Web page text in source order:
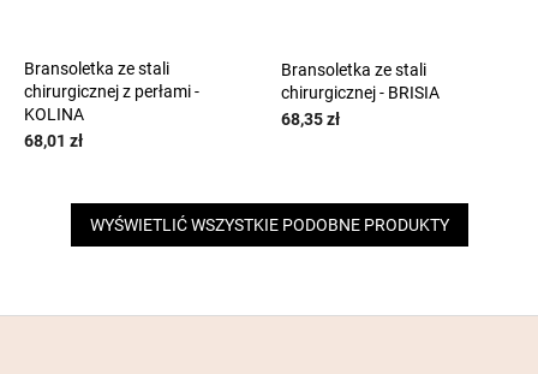
Bransoletka ze stali
chirurgicznej z perłami -
KOLINA
68,01 zł
Bransoletka ze stali
chirurgicznej - BRISIA
68,35 zł
WYŚWIETLIĆ WSZYSTKIE PODOBNE PRODUKTY